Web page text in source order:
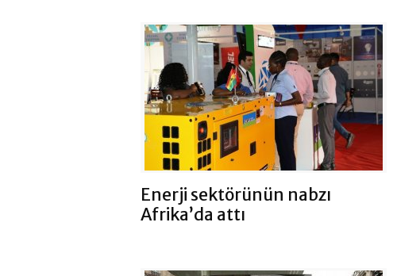
Enerji sektörünün nabzı
Afrika’da attı